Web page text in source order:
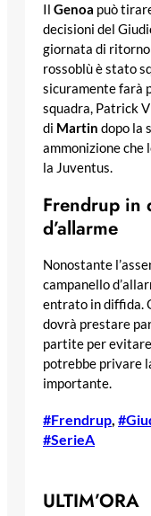
Il Genoa può
decisioni del
giornata di ritorno
rossoblù è stato
sicuramente farà
squadra, Patrick
di Martin dopo la
ammonizione che
la Juventus.
Frendrup in
d’allarme
Nonostante
campanello
entrato in diffida.
dovrà prestare
partite per
potrebbe privare
importante.
#Frendrup,
#SerieA
ULTIM’ORA